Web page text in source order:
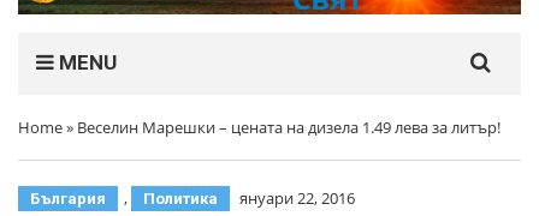
MENU
Home» Веселин Марешки – цената на дизела 1.49 лева за литър!
България , Политика януари 22, 2016